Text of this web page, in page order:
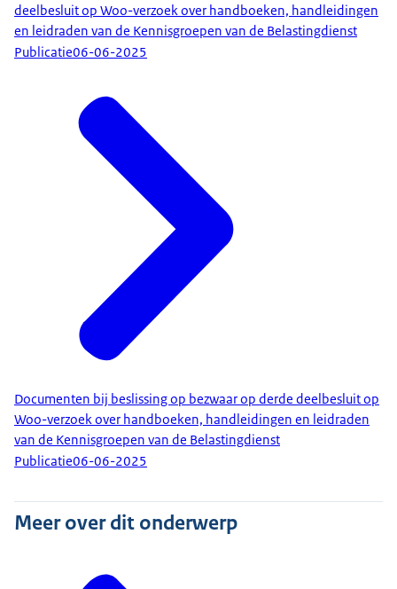
deelbesluit op Woo-verzoek over handboeken, handleidingen
en leidraden van de Kennisgroepen van de Belastingdienst
Publicatie06-06-2025
Documenten bij beslissing op bezwaar op derde deelbesluit op
Woo-verzoek over handboeken, handleidingen en leidraden
van de Kennisgroepen van de Belastingdienst
Publicatie06-06-2025
Meer over dit onderwerp